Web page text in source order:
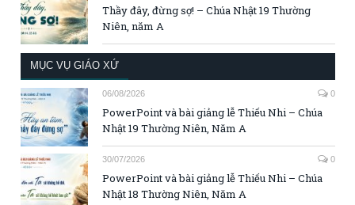
Thầy đây, đừng sợ! – Chúa Nhật 19 Thường
Niên, năm A
MỤC VỤ GIÁO XỨ
06/08/2026 0
PowerPoint và bài giảng lễ Thiếu Nhi – Chúa
Nhật 19 Thường Niên, Năm A
30/07/2026 0
PowerPoint và bài giảng lễ Thiếu Nhi – Chúa
Nhật 18 Thường Niên, Năm A